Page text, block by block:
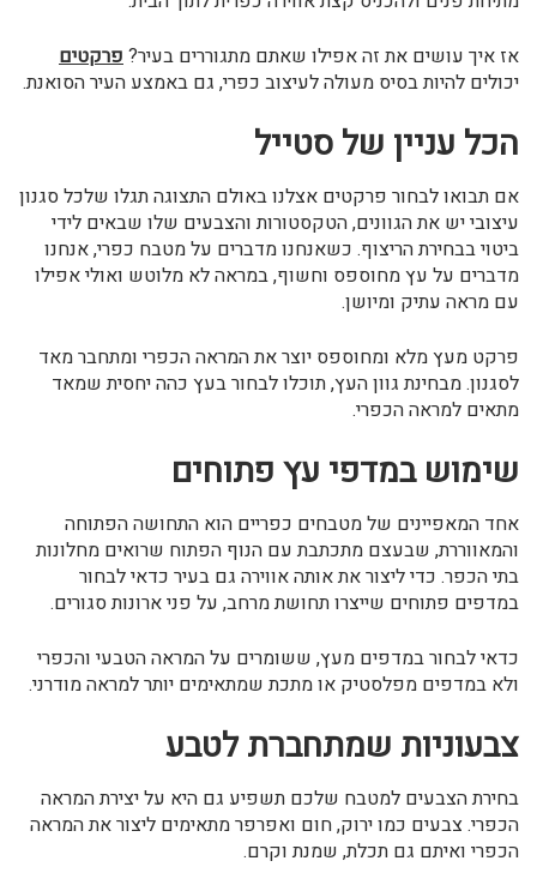
אז איך עושים את זה אפילו שאתם מתגוררים בעיר?פרקטים
יכולים להיות בסיס מעולה לעיצוב כפרי, גם באמצע העיר הסואנת.
הכל עניין של סטייל
אם תבואו לבחור פרקטים אצלנו באולם התצוגה תגלו שלכל סגנון
עיצובי יש את הגוונים, הטקסטורות והצבעים שלו שבאים לידי
ביטוי בבחירת הריצוף. כשאנחנו מדברים על מטבח כפרי, אנחנו
מדברים על עץ מחוספס וחשוף, במראה לא מלוטש ואולי אפילו
עם מראה עתיק ומיושן.
פרקט מעץ מלא ומחוספס יוצר את המראה הכפרי ומתחבר מאד
לסגנון. מבחינת גוון העץ, תוכלו לבחור בעץ כהה יחסית שמאד
מתאים למראה הכפרי.
שימוש במדפי עץ פתוחים
אחד המאפיינים של מטבחים כפריים הוא התחושה הפתוחה
והמאווררת, שבעצם מתכתבת עם הנוף הפתוח שרואים מחלונות
בתי הכפר. כדי ליצור את אותה אווירה גם בעיר כדאי לבחור
במדפים פתוחים שייצרו תחושת מרחב, על פני ארונות סגורים.
כדאי לבחור במדפים מעץ, ששומרים על המראה הטבעי והכפרי
ולא במדפים מפלסטיק או מתכת שמתאימים יותר למראה מודרני.
צבעוניות שמתחברת לטבע
בחירת הצבעים למטבח שלכם תשפיע גם היא על יצירת המראה
הכפרי. צבעים כמו ירוק, חום ואפרפר מתאימים ליצור את המראה
הכפרי ואיתם גם תכלת, שמנת וקרם.